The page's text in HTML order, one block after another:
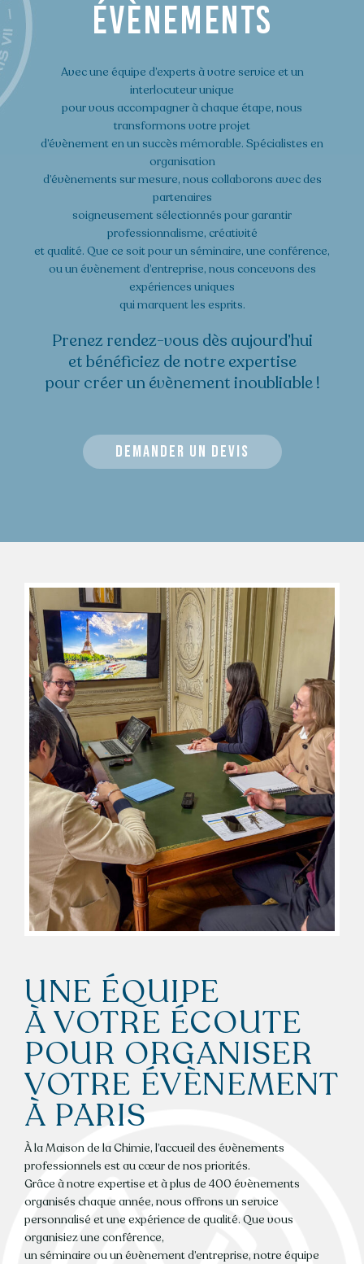
évènements
Avec une équipe d’experts à votre service et un
interlocuteur unique
pour vous accompagner à chaque étape, nous
transformons votre projet
d’évènement en un succès mémorable. Spécialistes en
organisation
d’évènements sur mesure, nous collaborons avec des
partenaires
soigneusement sélectionnés pour garantir
professionnalisme, créativité
et qualité. Que ce soit pour un séminaire, une conférence,
ou un évènement d’entreprise, nous concevons des
expériences uniques
qui marquent les esprits.
Prenez rendez-vous dès aujourd’hui
et bénéficiez de notre expertise
pour créer un évènement inoubliable !
DEMANDER UN DEVIS
UNE ÉQUIPE
À VOTRE ÉCOUTE
POUR ORGANISER
VOTRE ÉVÈNEMENT
À PARIS
À la Maison de la Chimie, l’accueil des évènements
professionnels est au cœur de nos priorités.
Grâce à notre expertise et à plus de 400 évènements
organisés chaque année, nous offrons un service
personnalisé et une expérience de qualité. Que vous
organisiez une conférence,
un séminaire ou un évènement d’entreprise, notre équipe